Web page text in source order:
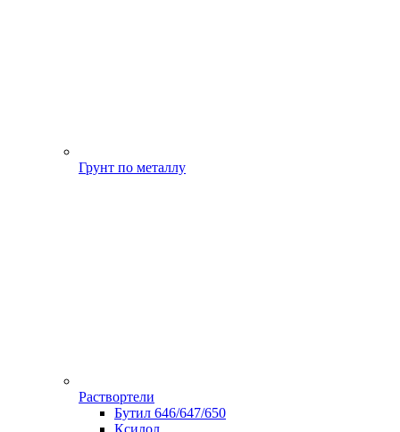
Грунт по металлу
Раствортели
Бутил 646/647/650
Ксилол